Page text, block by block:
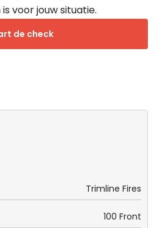
voor jouw situatie.
de check
Trimline Fires
100 Front